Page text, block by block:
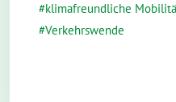
klimafreundliche
Verkehrswende